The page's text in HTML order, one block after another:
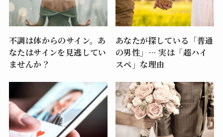
不調は体からのサイン。あ
なたはサインを見逃してい
ませんか？
あなたが探している「普通
の男性」… 実は「超ハイ
スペ」な理由